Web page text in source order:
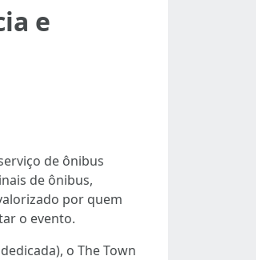
e
de ônibus
de ônibus,
por quem
o evento.
o The Town